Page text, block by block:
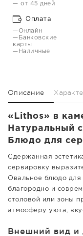
— от 45 дней
Оплата
—Онлайн
—Банковские
карты
—Наличные
Описание
«Lithos» в
Натуральный
Блюдо для
Сдержанная
сервировку
Овальное блюдо для
благородно и
столовой или зоны
атмосферу уюта,
Внешний вид и